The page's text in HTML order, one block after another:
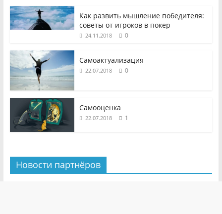
Как развить мышление победителя:
советы от игроков в покер
24.11.2018 0
Самоактуализация
22.07.2018 0
Самооценка
22.07.2018 1
Новости партнёров